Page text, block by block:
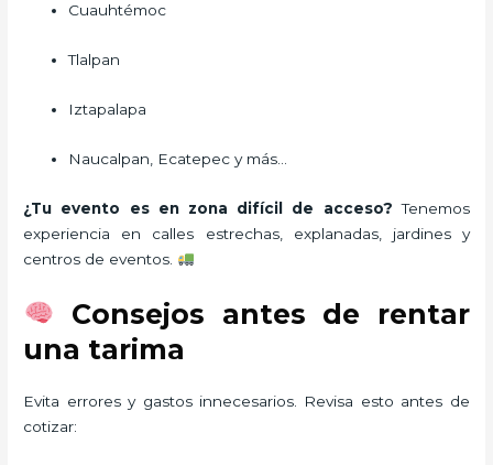
Cuauhtémoc
Tlalpan
Iztapalapa
Naucalpan, Ecatepec y más…
¿Tu evento es en zona difícil de acceso? Tenemos
experiencia en calles estrechas, explanadas, jardines y
centros de eventos.
Consejos antes de rentar
una tarima
Evita errores y gastos innecesarios. Revisa esto antes de
cotizar: